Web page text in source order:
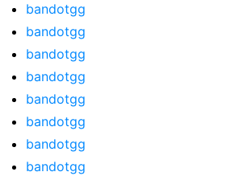
bandotgg
bandotgg
bandotgg
bandotgg
bandotgg
bandotgg
bandotgg
bandotgg